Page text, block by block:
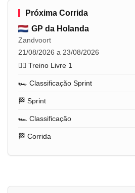
Próxima Corrida
GP da Holanda
Zandvoort
21/08/2026 a 23/08/2026
🏋️‍♂️ Treino Livre 1
🏎️ Classificação Sprint
🏁 Sprint
🏎️ Classificação
🏁 Corrida